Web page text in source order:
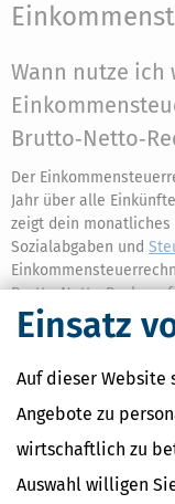
Einsatz
Auf dieser Website
Angebote zu
wirtschaftlich zu
Auswahl willigen
Wann nutze ich
Der
Jahr über alle
zeigt dein
Sozialabgaben und
Brutto‑Netto‑Rechner
Wie kann ich
Rechnet eure
das Ehegattensplitting.
Was ist das zu